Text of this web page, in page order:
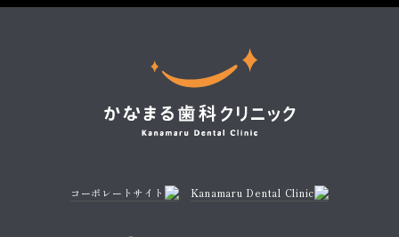
る る
コーポレートサイト Kanamaru Dental Clinic